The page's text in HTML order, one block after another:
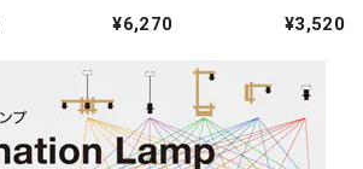
¥6,270
「本を読むムーミ
ントロール」
¥3,520